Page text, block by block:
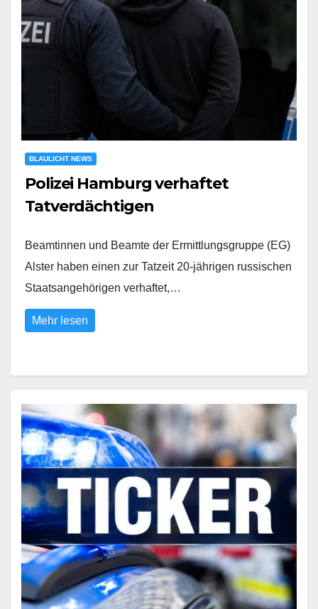
BLAULICHT NEWS
Polizei Hamburg verhaftet
Tatverdächtigen
Beamtinnen und Beamte der Ermittlungsgruppe (EG)
Alster haben einen zur Tatzeit 20-jährigen russischen
Staatsangehörigen verhaftet,…
Mehr lesen